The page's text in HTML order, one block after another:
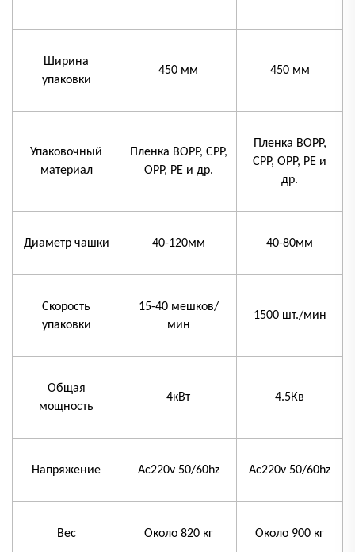
Ширина
упаковки
450 мм 450 мм
Упаковочный
материал
Пленка BOPP, CPP,
OPP, PE и др.
Пленка BOPP,
CPP, OPP, PE и
др.
Диаметр чашки 40-120мм 40-80мм
Скорость
упаковки
15-40 мешков/
мин
1500 шт./мин
Общая
мощность
4кВт 4.5Кв
Напряжение Ac220v 50/60hz Ac220v 50/60hz
Вес Около 820 кг Около 900 кг